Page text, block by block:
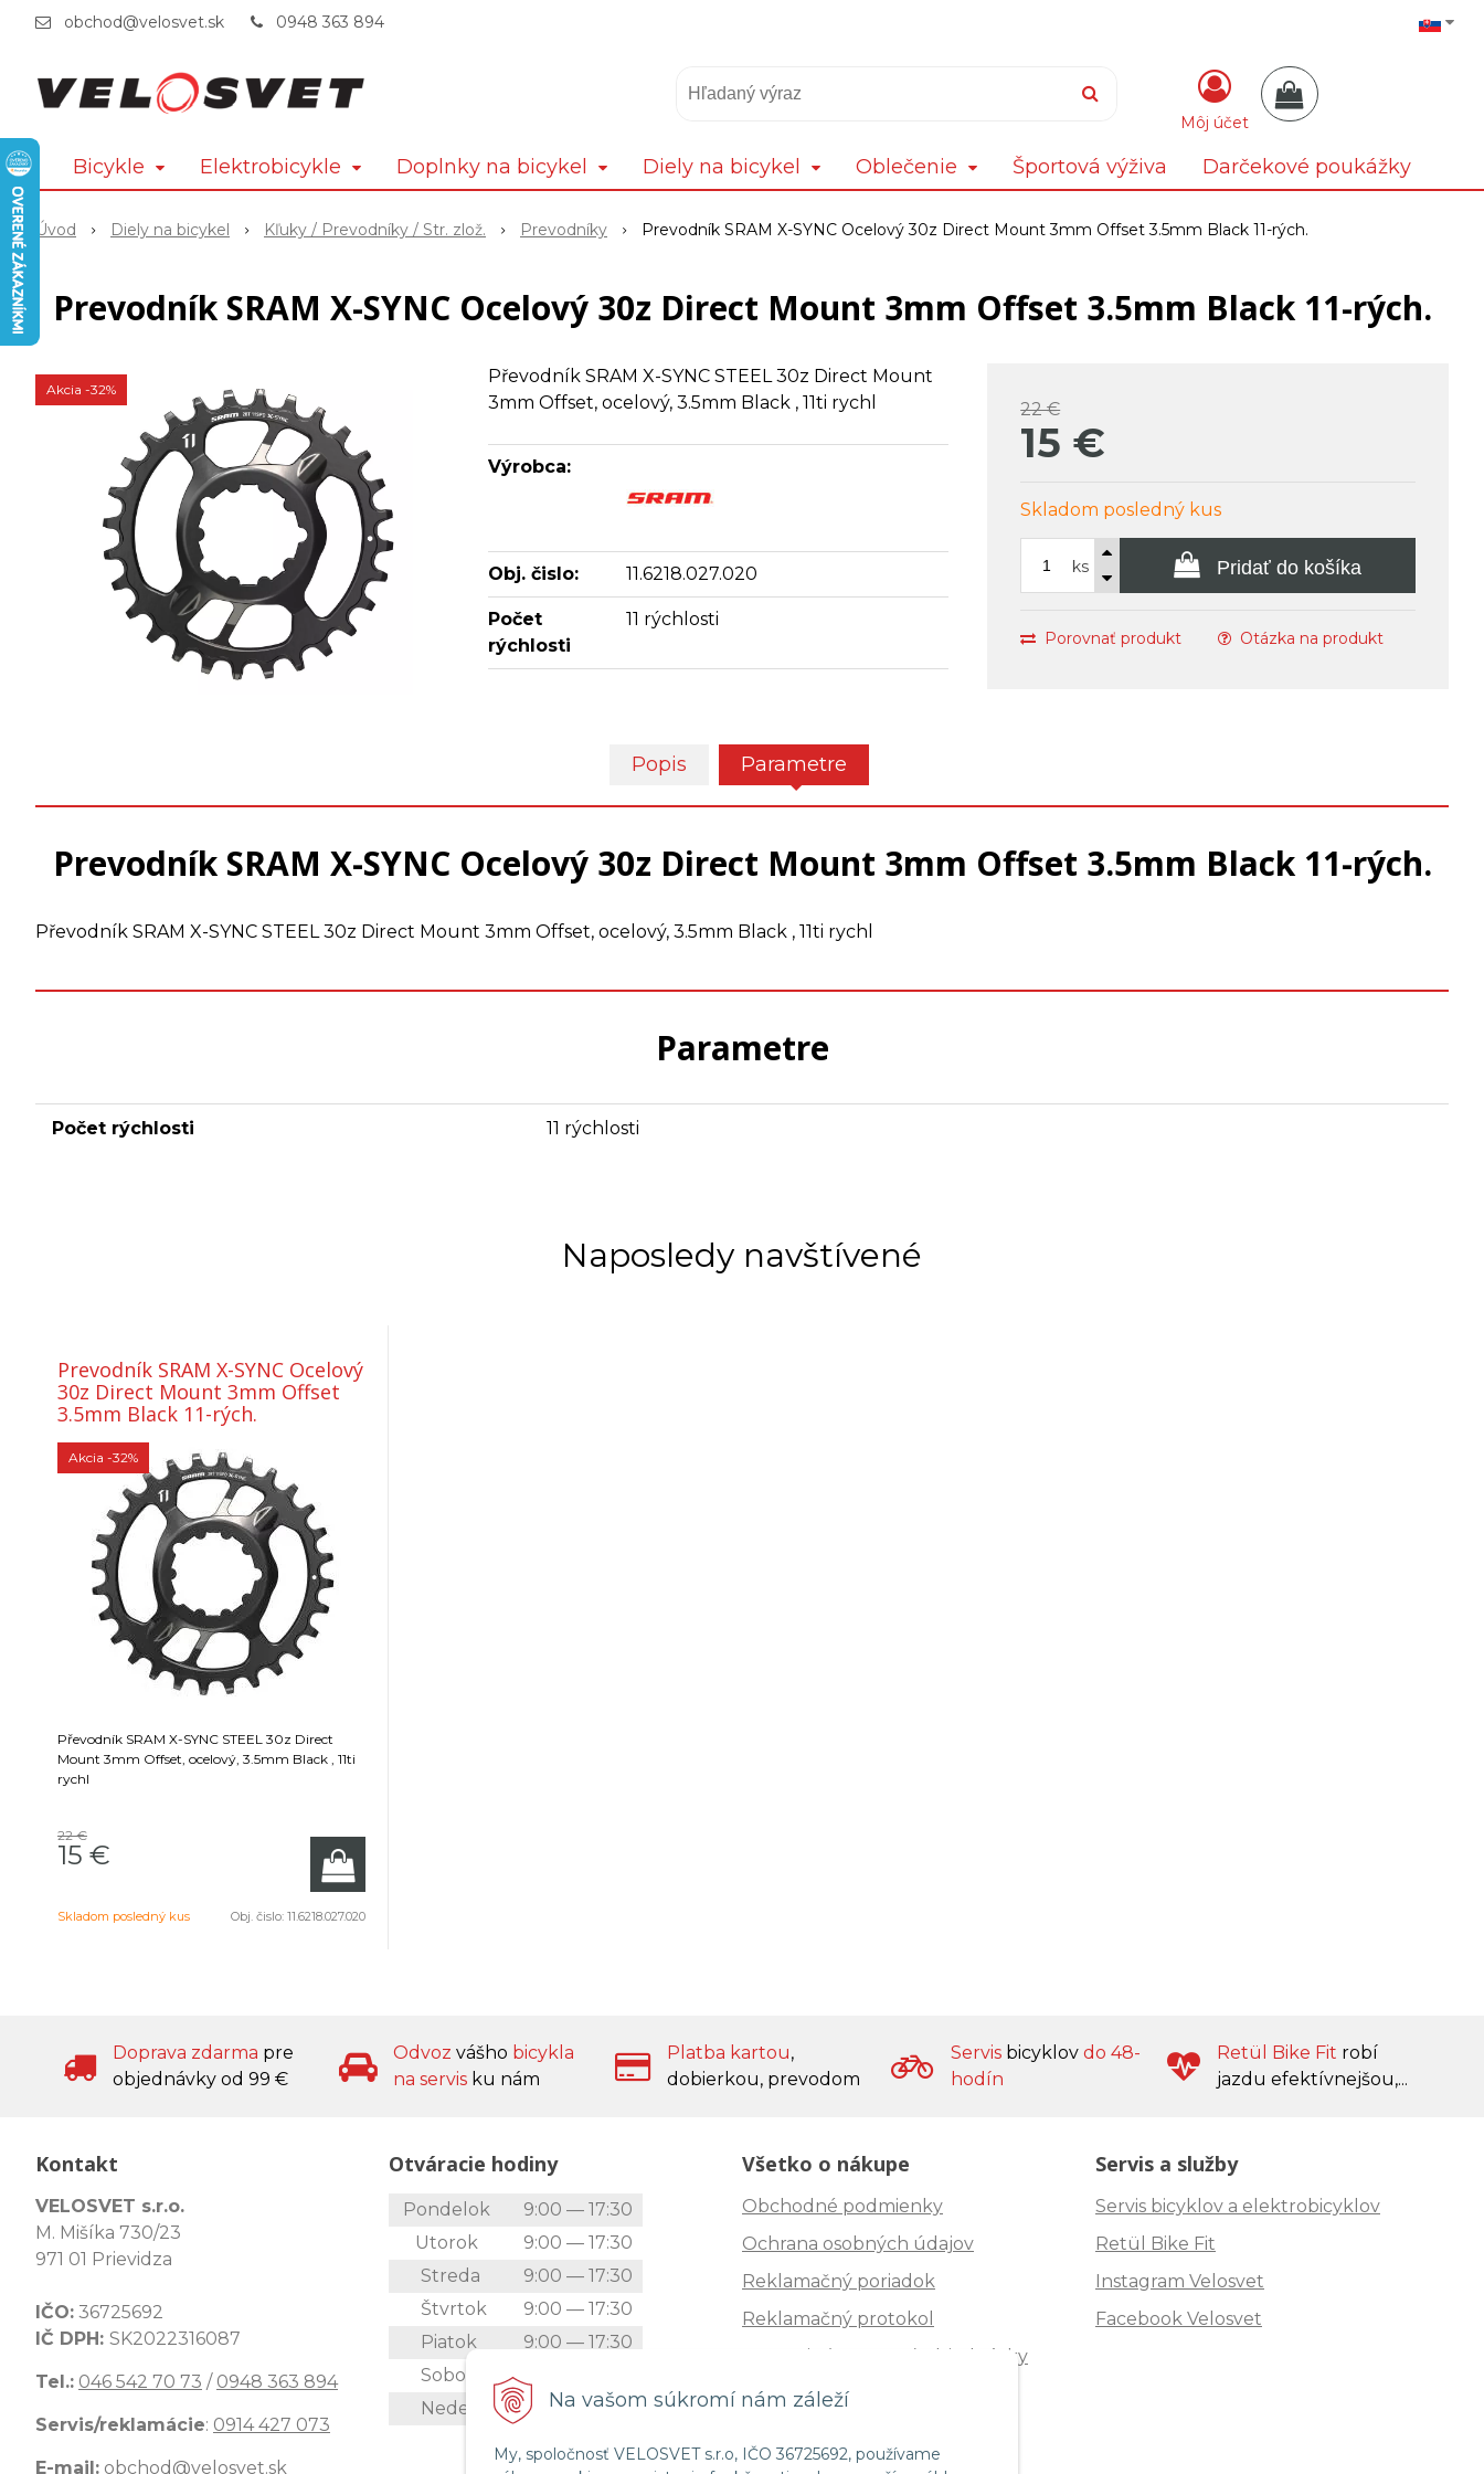
Na vašom súkromí nám záleží
My, spoločnosť VELOSVET s.r.o, IČO 36725692, používame
obchod@velosvet.sk 0948 363 894
Môj účet
Bicykle Elektrobicykle Doplnky na bicykel Diely na bicykel Oblečenie Športová výživa Darčekové poukážky
Úvod Diely na bicykel Kľuky / Prevodníky / Str. zlož. Prevodníky Prevodník SRAM X-SYNC Ocelový 30z Direct Mount 3mm Offset 3.5mm Black 11-rých.
Prevodník SRAM X-SYNC Ocelový 30z Direct Mount 3mm Offset 3.5mm Black 11-rých.
Akcia -32%
22 €
15 €
Skladom posledný kus
ks Pridať do košíka
Porovnať produkt Otázka na produkt
Převodník SRAM X-SYNC STEEL 30z Direct Mount
3mm Offset, ocelový, 3.5mm Black , 11ti rychl
Výrobca:
Obj. čislo: 11.6218.027.020
Počet
rýchlosti
11 rýchlosti
Popis Parametre
Prevodník SRAM X-SYNC Ocelový 30z Direct Mount 3mm Offset 3.5mm Black 11-rých.
Převodník SRAM X-SYNC STEEL 30z Direct Mount 3mm Offset, ocelový, 3.5mm Black , 11ti rychl
Parametre
Počet rýchlosti 11 rýchlosti
Naposledy navštívené
Prevodník SRAM X-SYNC Ocelový
30z Direct Mount 3mm Offset
3.5mm Black 11-rých.
Akcia -32%
Převodník SRAM X-SYNC STEEL 30z Direct
Mount 3mm Offset, ocelový, 3.5mm Black , 11ti
rychl
22 €
15 €
Skladom posledný kus Obj. čislo: 11.6218.027.020
Doprava zdarma pre
objednávky od 99 €
Odvoz vášho bicykla
na servis ku nám
Platba kartou,
dobierkou, prevodom
Servis bicyklov do 48-
hodín
Retül Bike Fit robí
jazdu efektívnejšou,...
Kontakt
VELOSVET s.r.o.
M. Mišíka 730/23
971 01 Prievidza
IČO: 36725692
IČ DPH: SK2022316087
Tel.: 046 542 70 73 / 0948 363 894
Servis/reklamácie: 0914 427 073
E-mail: obchod@velosvet.sk
Otváracie hodiny
Pondelok
9:00 — 17:30
Utorok
9:00 — 17:30
Streda
9:00 — 17:30
Štvrtok
9:00 — 17:30
Piatok
9:00 — 17:30
Sobota
9:00 — 12:00
Nedeľa
Zatvorené
Všetko o nákupe
Obchodné podmienky
Ochrana osobných údajov
Reklamačný poriadok
Reklamačný protokol
Zrušenie (STORNO) objednávky
Doprava
Štatút súťaže "Vianoce 2025"
Servis a služby
Servis bicyklov a elektrobicyklov
Retül Bike Fit
Instagram Velosvet
Facebook Velosvet